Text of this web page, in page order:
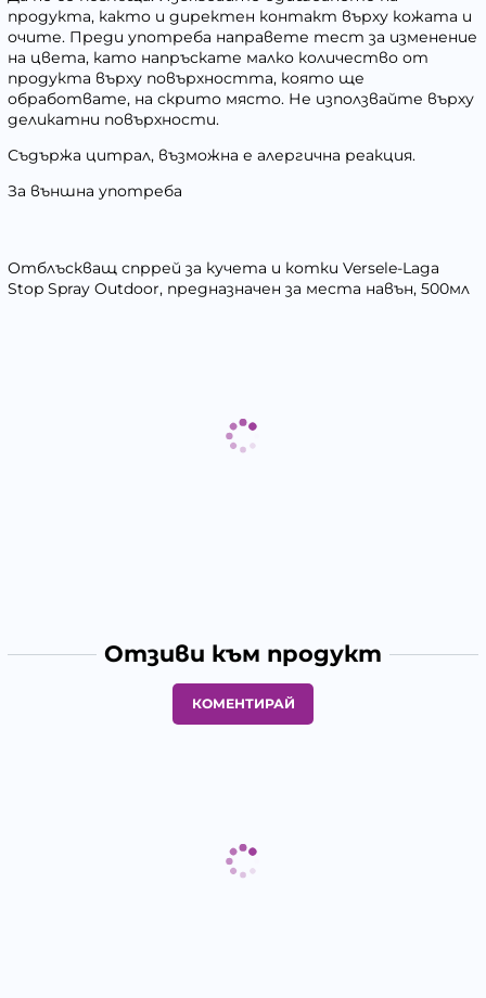
продукта, както и директен контакт върху кожата и
очите. Преди употреба направете тест за изменение
на цвета, като напръскате малко количество от
продукта върху повърхността, която ще
обработвате, на скрито място. Не използвайте върху
деликатни повърхности.
Съдържа цитрал, възможна е алергична реакция.
За външна употреба
Отблъскващ спррей за кучета и котки Versele-Laga
Stop Spray Outdoor, предназначен за места навън, 500мл
Отзиви към продукт
КОМЕНТИРАЙ